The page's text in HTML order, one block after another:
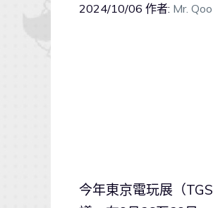
2024/10/06 作者: Mr. Qoo
今年東京電玩展（